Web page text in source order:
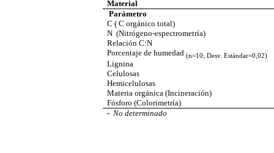
Material
Parámetro
C ( C orgánico total)
N (Nitrógeno-espectrometría)
Relación C:N
Porcentaje de humedad (n=10; Desv. Estándar=0,02)
Lignina
Celulosas
Hemicelulosas
Materia orgánica (Incineración)
Fósforo (Colorimetría)
- No determinado